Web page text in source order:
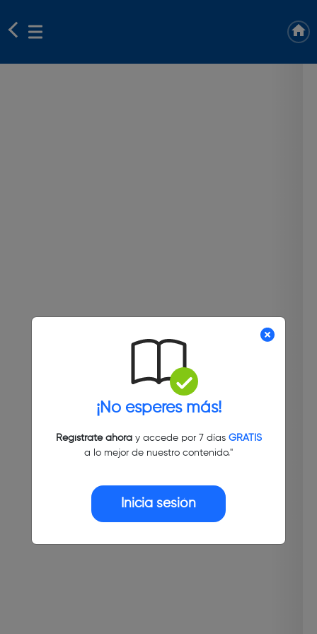
¡No esperes más!
Regístrate ahoray accede por 7 días GRATIS
a lo mejor de nuestro contenido."
Inicia sesión